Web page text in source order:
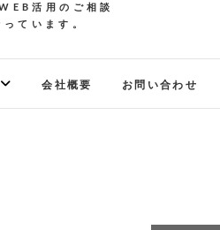
活用のご相談
ています。
会社概要 お問い合わせ